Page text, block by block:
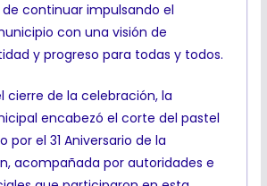
continuar impulsando el
con una visión de
y progreso para todas y todos.
cierre de la celebración, la
encabezó el corte del pastel
el 31 Aniversario de la
acompañada por autoridades e